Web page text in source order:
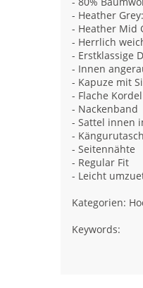
- Heather
- Heather Mid
- Herrlich
- Erstklassige
- Innen
- Kapuze mit
- Flache
- Nackenband
- Sattel innen
-
- Seitennähte
- Regular Fit
- Leicht
Kategorien:
Keywords: